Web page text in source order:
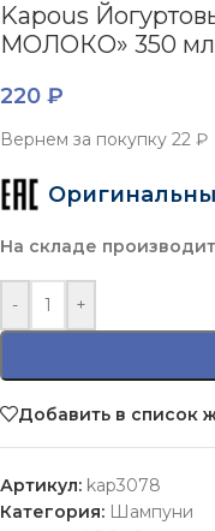
Kapous
МОЛОКО» 350 мл
220 ₽
Вернем за покупку 22 ₽
На складе
- +
Добавить в список
Артикул: kap3078
Категория: Шампуни